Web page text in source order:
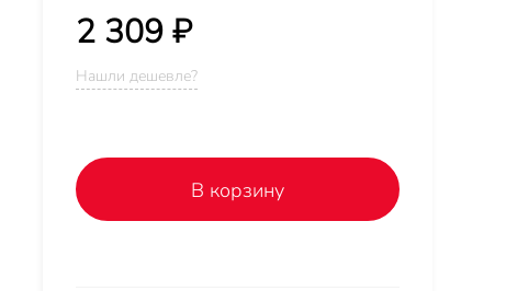
2 309 ₽
Нашли дешевле?
В корзину